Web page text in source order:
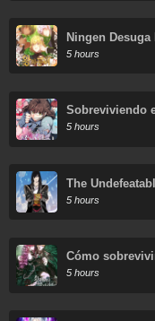
Ningen
Narimashita
5 hours
Sobreviviendo
5 hours
The
5 hours
Cómo
5 hours